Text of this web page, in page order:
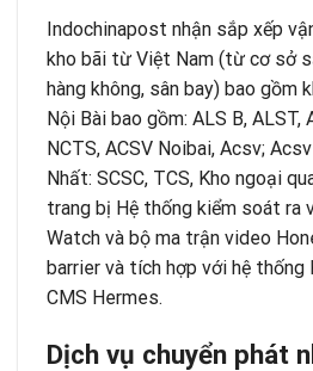
Indochinapost nhận sắp xếp
kho bãi từ Việt Nam (từ cơ sở
hàng không, sân bay) bao gồm
Nội Bài bao gồm: ALS B, ALST,
NCTS, ACSV Noibai, Acsv;
Nhất: SCSC, TCS, Kho ngoại
trang bị Hệ thống kiểm soát ra
Watch và bộ ma trận video
barrier và tích hợp với hệ thống
CMS Hermes.
Dịch vụ chuyển phát